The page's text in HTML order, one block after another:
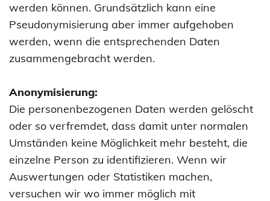
werden können. Grundsätzlich kann eine
Pseudonymisierung aber immer aufgehoben
werden, wenn die entsprechenden Daten
zusammengebracht werden.
Anonymisierung:
Die personenbezogenen Daten werden gelöscht
oder so verfremdet, dass damit unter normalen
Umständen keine Möglichkeit mehr besteht, die
einzelne Person zu identifizieren. Wenn wir
Auswertungen oder Statistiken machen,
versuchen wir wo immer möglich mit